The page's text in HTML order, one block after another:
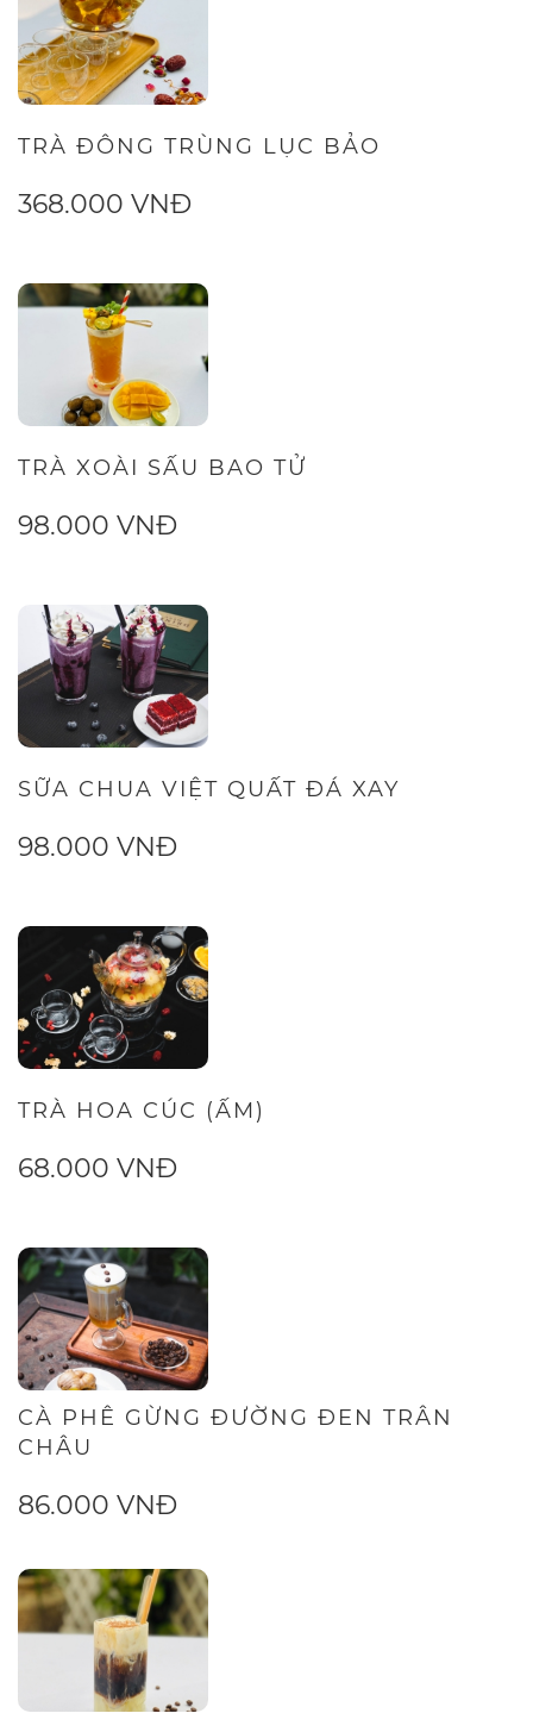
TRÀ ĐÔNG TRÙNG LỤC BẢO
368.000 VNĐ
TRÀ XOÀI SẤU BAO TỬ
98.000 VNĐ
SỮA CHUA VIỆT QUẤT ĐÁ XAY
98.000 VNĐ
TRÀ HOA CÚC (ẤM)
68.000 VNĐ
CÀ PHÊ GỪNG ĐƯỜNG ĐEN TRÂN
CHÂU
86.000 VNĐ